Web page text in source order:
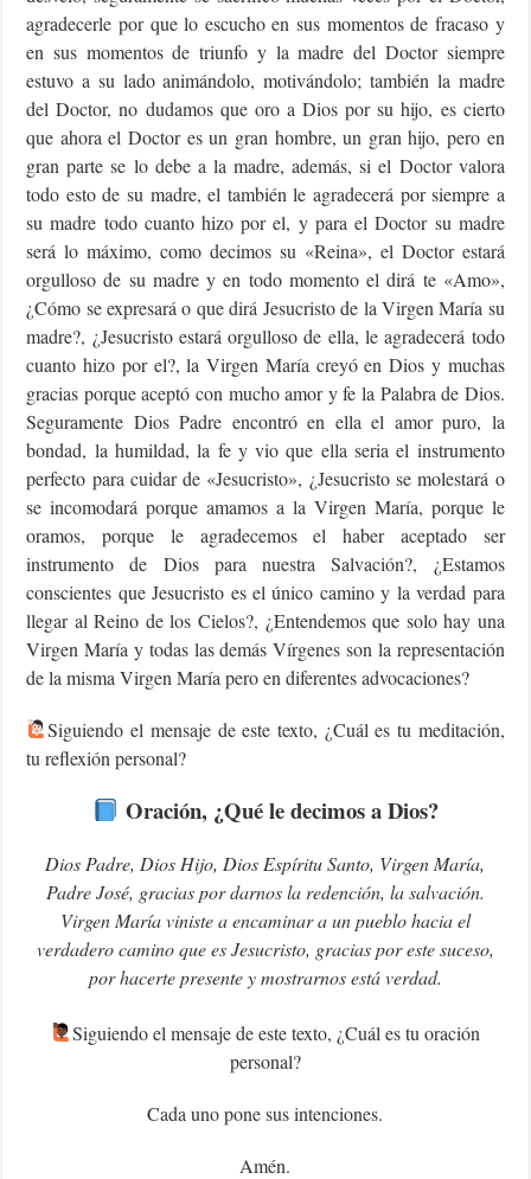
agradecerle por que lo escucho en sus momentos de fracaso y
en sus momentos de triunfo y la madre del Doctor siempre
estuvo a su lado animándolo, motivándolo; también la madre
del Doctor, no dudamos que oro a Dios por su hijo, es cierto
que ahora el Doctor es un gran hombre, un gran hijo, pero en
gran parte se lo debe a la madre, además, si el Doctor valora
todo esto de su madre, el también le agradecerá por siempre a
su madre todo cuanto hizo por el, y para el Doctor su madre
será lo máximo, como decimos su «Reina», el Doctor estará
orgulloso de su madre y en todo momento el dirá te «Amo»,
¿Cómo se expresará o que dirá Jesucristo de la Virgen María su
madre?, ¿Jesucristo estará orgulloso de ella, le agradecerá todo
cuanto hizo por el?, la Virgen María creyó en Dios y muchas
gracias porque aceptó con mucho amor y fe la Palabra de Dios.
Seguramente Dios Padre encontró en ella el amor puro, la
bondad, la humildad, la fe y vio que ella seria el instrumento
perfecto para cuidar de «Jesucristo», ¿Jesucristo se molestará o
se incomodará porque amamos a la Virgen María, porque le
oramos, porque le agradecemos el haber aceptado ser
instrumento de Dios para nuestra Salvación?, ¿Estamos
conscientes que Jesucristo es el único camino y la verdad para
llegar al Reino de los Cielos?, ¿Entendemos que solo hay una
Virgen María y todas las demás Vírgenes son la representación
de la misma Virgen María pero en diferentes advocaciones?
Siguiendo el mensaje de este texto, ¿Cuál es tu meditación,
tu reflexión personal?
Oración, ¿Qué le decimos a Dios?
Dios Padre, Dios Hijo, Dios Espíritu Santo, Virgen María,
Padre José, gracias por darnos la redención, la salvación.
Virgen María viniste a encaminar a un pueblo hacia el
verdadero camino que es Jesucristo, gracias por este suceso,
por hacerte presente y mostrarnos está verdad.
‍Siguiendo el mensaje de este texto, ¿Cuál es tu oración
personal?
Cada uno pone sus intenciones.
Amén.